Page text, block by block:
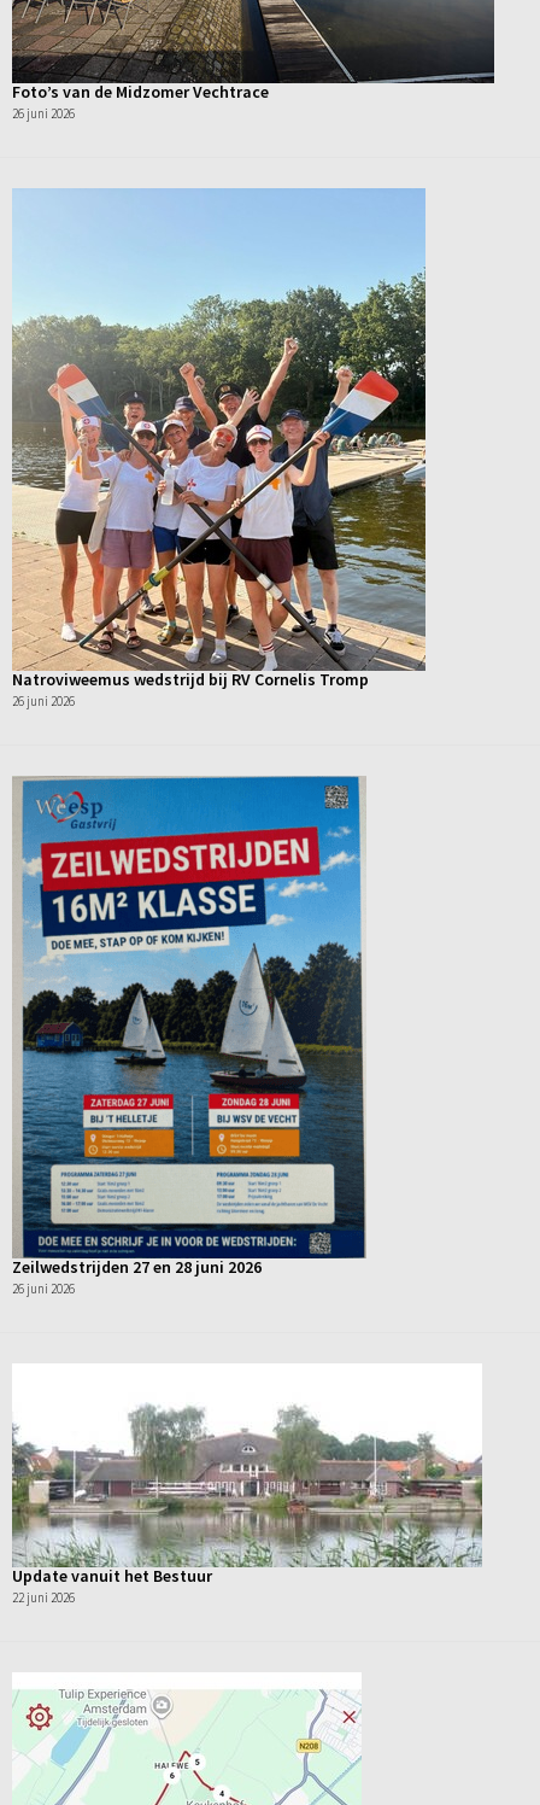
Foto’s van de Midzomer Vechtrace
26 juni 2026
Natroviweemus wedstrijd bij RV Cornelis Tromp
26 juni 2026
Zeilwedstrijden 27 en 28 juni 2026
26 juni 2026
Update vanuit het Bestuur
22 juni 2026